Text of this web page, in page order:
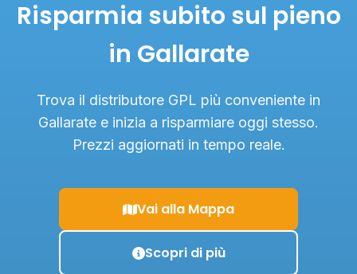
Risparmia subito sul pieno
in Gallarate
Trova il distributore GPL più conveniente in
Gallarate e inizia a risparmiare oggi stesso.
Prezzi aggiornati in tempo reale.
Vai alla Mappa
Scopri di più